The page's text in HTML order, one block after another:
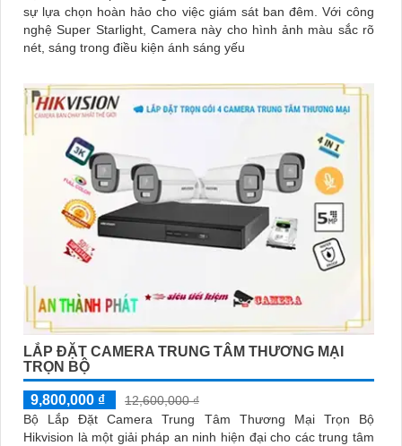
sự lựa chọn hoàn hảo cho việc giám sát ban đêm. Với công
nghệ Super Starlight, Camera này cho hình ảnh màu sắc rõ
nét, sáng trong điều kiện ánh sáng yếu
LẮP ĐẶT CAMERA TRUNG TÂM THƯƠNG MẠI
TRỌN BỘ
9,800,000 ₫
12,600,000 ₫
Bộ Lắp Đặt Camera Trung Tâm Thương Mại Trọn Bộ
Hikvision là một giải pháp an ninh hiện đại cho các trung tâm